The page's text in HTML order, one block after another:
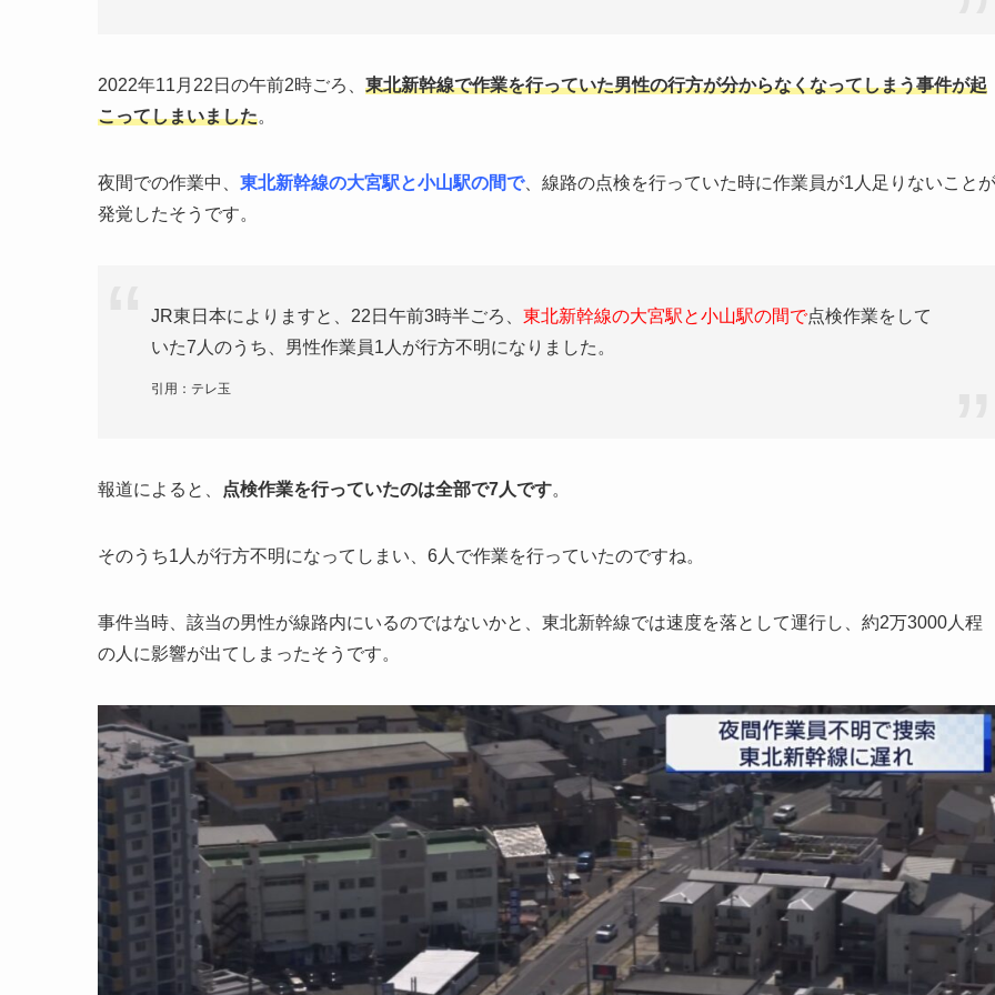
2022年11月22日の午前2時ごろ、 東北新幹線で作業を行っていた男性の行方が分からなくなってしまう事件が起
こってしまいました。
夜間での作業中、 東北新幹線の大宮駅と小山駅の間で、線路の点検を行っていた時に作業員が1人足りないことが
発覚したそうです。
JR東日本によりますと、22日午前3時半ごろ、 東北新幹線の大宮駅と小山駅の間で点検作業をして
いた7人のうち、男性作業員1人が行方不明になりました。
引用：テレ玉
報道によると、 点検作業を行っていたのは全部で7人です。
そのうち1人が行方不明になってしまい、6人で作業を行っていたのですね。
事件当時、該当の男性が線路内にいるのではないかと、東北新幹線では速度を落として運行し、約2万3000人程
の人に影響が出てしまったそうです。